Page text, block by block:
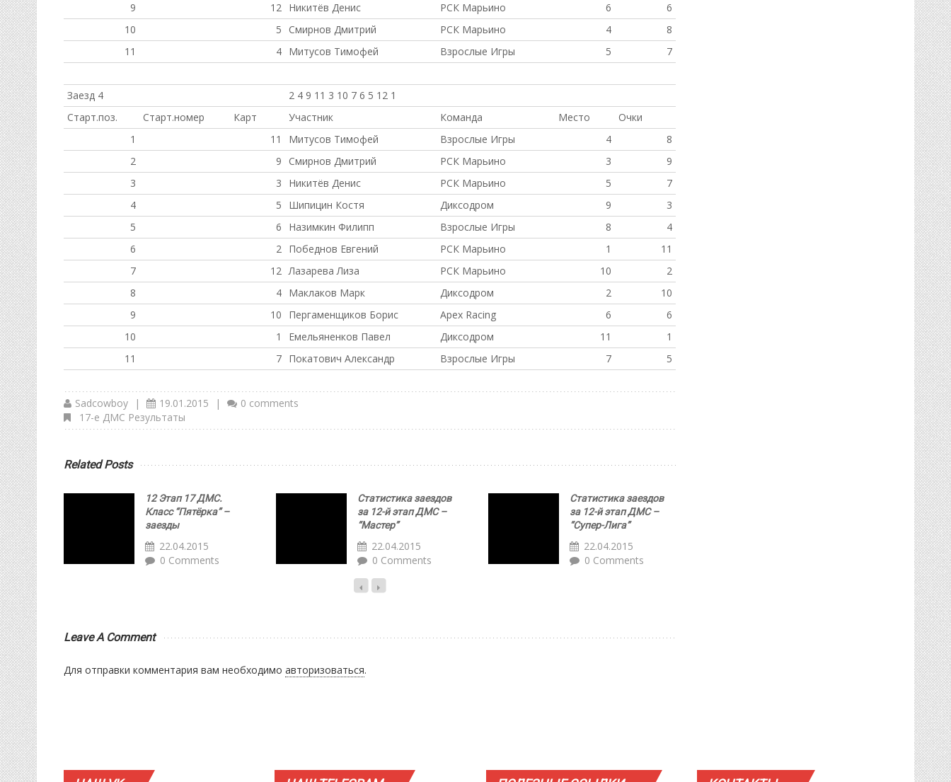
9
12 Никитёв Денис РСК Марьино 6
6
10
5 Смирнов Дмитрий РСК Марьино 4
8
11
4 Митусов Тимофей Взрослые Игры 5 7
Заезд 4
2 4 9 11 3 10 7 6 5 12 1
Старт.поз.
Старт.номер Карт Участник Команда Место
Очки
1
11 Митусов Тимофей Взрослые Игры 4
8
2
9 Смирнов Дмитрий РСК Марьино 3
9
3
3 Никитёв Денис РСК Марьино 5
7
4
5 Шипицин Костя Диксодром 9
3
5
6 Назимкин Филипп Взрослые Игры 8
4
6
2 Победнов Евгений РСК Марьино 1
11
7
12 Лазарева Лиза РСК Марьино 10
2
8
4 Маклаков Марк Диксодром 2
10
9
10 Пергаменщиков Борис Apex Racing 6
6
10
1 Емельяненков Павел Диксодром 11
1
11
7 Покатович Александр Взрослые Игры 7 5
Sadcowboy | 19.01.2015 |
0 comments
17-е ДМС Результаты
Related Posts
12 Этап 17 ДМС.
Класс “Пятёрка” –
заезды
22.04.2015
0 Comments
Статистика заездов
за 12-й этап ДМС –
“Мастер”
22.04.2015
0 Comments
Статистика заездов
за 12-й этап ДМС –
“Супер-Лига”
22.04.2015
0 Comments
Leave A Comment
Для отправки комментария вам необходимо авторизоваться.